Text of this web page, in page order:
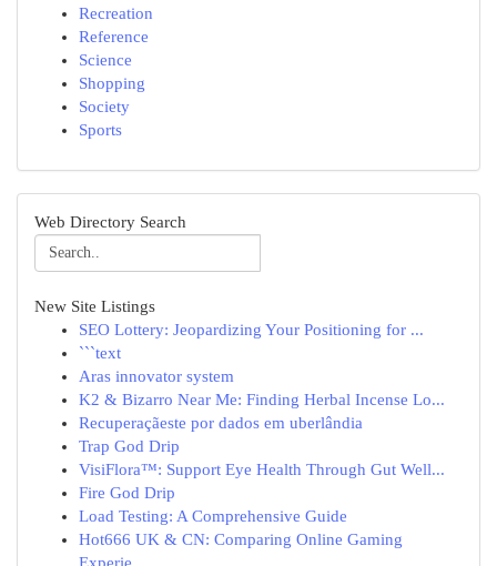
Recreation
Reference
Science
Shopping
Society
Sports
Web Directory Search
New Site Listings
SEO Lottery: Jeopardizing Your Positioning for ...
```text
Aras innovator system
K2 & Bizarro Near Me: Finding Herbal Incense Lo...
Recuperaçãeste por dados em uberlândia
Trap God Drip
VisiFlora™: Support Eye Health Through Gut Well...
Fire God Drip
Load Testing: A Comprehensive Guide
Hot666 UK & CN: Comparing Online Gaming